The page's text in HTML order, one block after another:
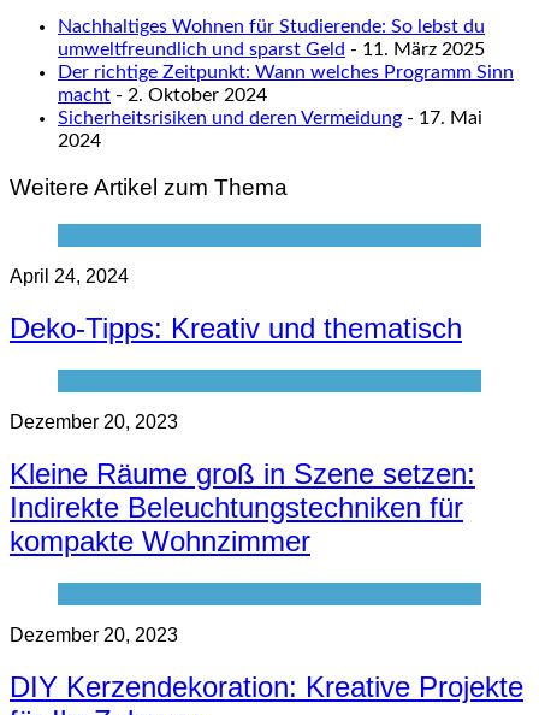
Nachhaltiges Wohnen für Studierende: So lebst du
umweltfreundlich und sparst Geld - 11. März 2025
Der richtige Zeitpunkt: Wann welches Programm Sinn
macht - 2. Oktober 2024
Sicherheitsrisiken und deren Vermeidung - 17. Mai
2024
Weitere Artikel zum Thema
April 24, 2024
Deko-Tipps: Kreativ und thematisch
Dezember 20, 2023
Kleine Räume groß in Szene setzen:
Indirekte Beleuchtungstechniken für
kompakte Wohnzimmer
Dezember 20, 2023
DIY Kerzendekoration: Kreative Projekte